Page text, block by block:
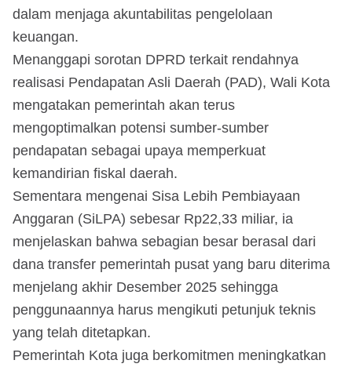
dalam menjaga akuntabilitas pengelolaan
keuangan.
Menanggapi sorotan DPRD terkait rendahnya
realisasi Pendapatan Asli Daerah (PAD), Wali Kota
mengatakan pemerintah akan terus
mengoptimalkan potensi sumber-sumber
pendapatan sebagai upaya memperkuat
kemandirian fiskal daerah.
Sementara mengenai Sisa Lebih Pembiayaan
Anggaran (SiLPA) sebesar Rp22,33 miliar, ia
menjelaskan bahwa sebagian besar berasal dari
dana transfer pemerintah pusat yang baru diterima
menjelang akhir Desember 2025 sehingga
penggunaannya harus mengikuti petunjuk teknis
yang telah ditetapkan.
Pemerintah Kota juga berkomitmen meningkatkan